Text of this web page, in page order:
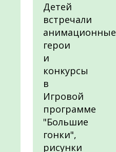
Детей
встречали
анимационные
герои
и
конкурсы
в
Игровой
программе
"Большие
гонки",
рисунки